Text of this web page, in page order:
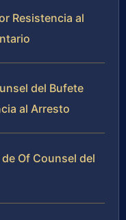
Resistencia al
del Bufete
al Arresto
Of Counsel del